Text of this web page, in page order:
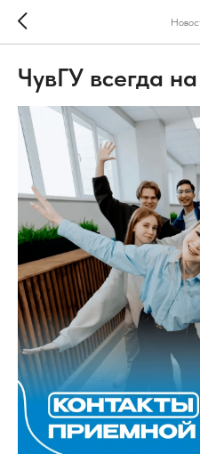
ЧувГУ всегда